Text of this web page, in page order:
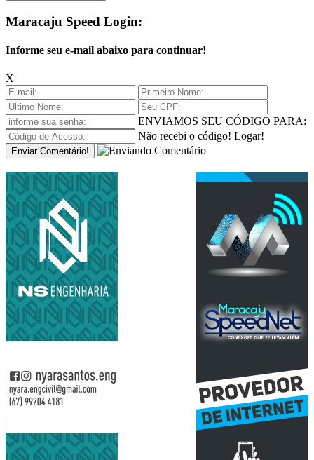
Maracaju Speed Login:
Informe seu e-mail abaixo para continuar!
X
ENVIAMOS SEU CÓDIGO PARA:
Não recebi o código! Logar!
Enviar Comentário!